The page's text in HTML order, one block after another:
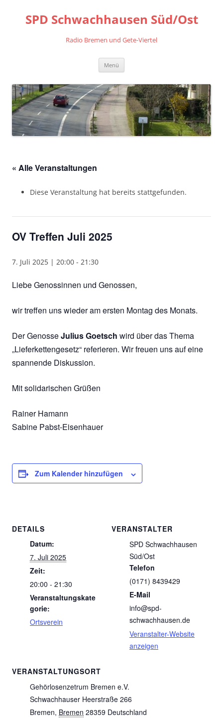
springen
SPD Schwachhausen Süd/Ost
Radio Bremen und Gete-Viertel
Menü
« Alle Veranstaltungen
Diese Veranstaltung hat bereits stattgefunden.
OV Treffen Juli 2025
7. Juli 2025 | 20:00 - 21:30
Liebe Genossinnen und Genossen,
wir treffen uns wieder am ersten Montag des Monats.
Der GenosseJulius Goetsch wird über das Thema
„Lieferkettengesetz“ referieren. Wir freuen uns auf eine
spannende Diskussion.
Mit solidarischen Grüßen
Rainer Hamann
Sabine Pabst-Eisenhauer
Zum Kalender hinzufügen
DETAILS
Datum:
7. Juli 2025
Zeit:
20:00 - 21:30
Veranstaltungskate
gorie:
Ortsverein
VERANSTALTUNGSORT
Gehörlosenzetrum Bremen e.V.
Schwachhauser Heerstraße 266
Bremen, Bremen 28359 Deutschland
VERANSTALTER
SPD Schwachhausen
Süd/Ost
Telefon
(0171) 8439429
E-Mail
info@spd-
schwachhausen.de
Veranstalter-Website
anzeigen